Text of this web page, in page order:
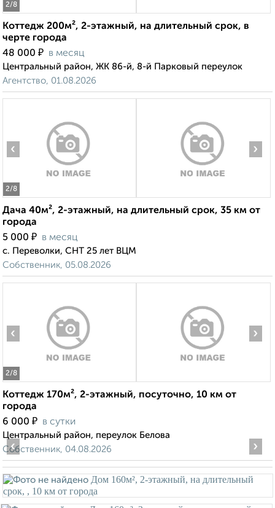
2/8
Коттедж 200м², 2-этажный, на длительный срок, в
черте города
48 000 ₽ в месяц
Центральный район, ЖК 86-й, 8-й Парковый переулок
Агентство, 01.08.2026
2/8
‹ ›
Дача 40м², 2-этажный, на длительный срок, 35 км от
города
5 000 ₽ в месяц
с. Переволки, СНТ 25 лет ВЦМ
Собственник, 05.08.2026
2/8
‹ ›
Коттедж 170м², 2-этажный, посуточно, 10 км от
города
6 000 ₽ в сутки
Центральный район, переулок Белова
Собственник, 04.08.2026
‹ ›